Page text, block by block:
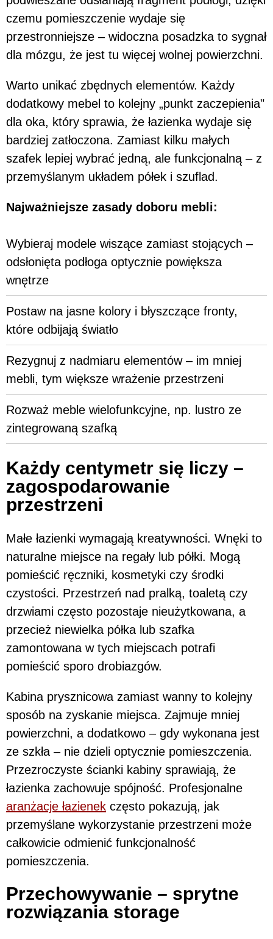
czemu pomieszczenie wydaje się
przestronniejsze – widoczna posadzka to sygnał
dla mózgu, że jest tu więcej wolnej powierzchni.
Warto unikać zbędnych elementów. Każdy
dodatkowy mebel to kolejny „punkt zaczepienia"
dla oka, który sprawia, że łazienka wydaje się
bardziej zatłoczona. Zamiast kilku małych
szafek lepiej wybrać jedną, ale funkcjonalną – z
przemyślanym układem półek i szuflad.
Najważniejsze zasady doboru mebli:
Wybieraj modele wiszące zamiast stojących –
odsłonięta podłoga optycznie powiększa
wnętrze
Postaw na jasne kolory i błyszczące fronty,
które odbijają światło
Rezygnuj z nadmiaru elementów – im mniej
mebli, tym większe wrażenie przestrzeni
Rozważ meble wielofunkcyjne, np. lustro ze
zintegrowaną szafką
Każdy centymetr się liczy –
zagospodarowanie
przestrzeni
Małe łazienki wymagają kreatywności. Wnęki to
naturalne miejsce na regały lub półki. Mogą
pomieścić ręczniki, kosmetyki czy środki
czystości. Przestrzeń nad pralką, toaletą czy
drzwiami często pozostaje nieużytkowana, a
przecież niewielka półka lub szafka
zamontowana w tych miejscach potrafi
pomieścić sporo drobiazgów.
Kabina prysznicowa zamiast wanny to kolejny
sposób na zyskanie miejsca. Zajmuje mniej
powierzchni, a dodatkowo – gdy wykonana jest
ze szkła – nie dzieli optycznie pomieszczenia.
Przezroczyste ścianki kabiny sprawiają, że
łazienka zachowuje spójność. Profesjonalne
aranżacje łazienek często pokazują, jak
przemyślane wykorzystanie przestrzeni może
całkowicie odmienić funkcjonalność
pomieszczenia.
Przechowywanie – sprytne
rozwiązania storage